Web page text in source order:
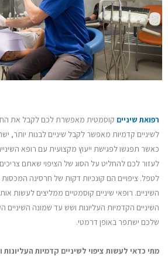
רפואת שיניים קוסמטית מאפשרת לכם לקבל את
לשיניים קדמיות מאפשר לקבל שיניים לבנות יותר,
כאשר תפגשו לפגישת ייעוץ מקצועית עם רופא
לעזור לכם להחליט על הסוג של הציפוי שאתם
לטפל. ציפויים הם קונכיות דקות של חרסינה
השיניים. רופאי שיניים קוסמטיים ממליצים לעשות
השיניים הקדמיות העליונות ושש עד שמונה השיניים
שלכם ישתפר באופן דרמטי.
מתי כדאי לעשות ציפוי לשיניים קדמיות העליונות